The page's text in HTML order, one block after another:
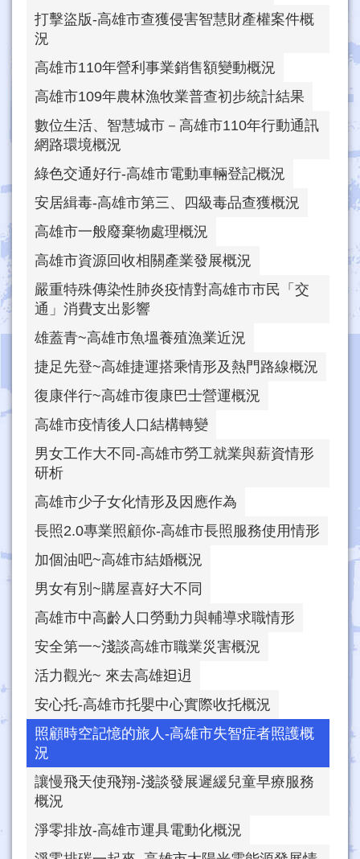
打擊盜版-高雄市查獲侵害智慧財產權案件概
況
高雄市110年營利事業銷售額變動概況
高雄市109年農林漁牧業普查初步統計結果
數位生活、智慧城市－高雄市110年行動通訊
網路環境概況
綠色交通好行-高雄市電動車輛登記概況
安居緝毒-高雄市第三、四級毒品查獲概況
高雄市一般廢棄物處理概況
高雄市資源回收相關產業發展概況
嚴重特殊傳染性肺炎疫情對高雄市市民「交
通」消費支出影響
雄蓋青~高雄市魚塭養殖漁業近況
捷足先登~高雄捷運搭乘情形及熱門路線概況
復康伴行~高雄市復康巴士營運概況
高雄市疫情後人口結構轉變
男女工作大不同-高雄市勞工就業與薪資情形
研析
高雄市少子女化情形及因應作為
長照2.0專業照顧你-高雄市長照服務使用情形
加個油吧~高雄市結婚概況
男女有別~購屋喜好大不同
高雄市中高齡人口勞動力與輔導求職情形
安全第一~淺談高雄市職業災害概況
活力觀光~ 來去高雄𨑨迌
安心托-高雄市托嬰中心實際收托概況
照顧時空記憶的旅人-高雄市失智症者照護概
況
讓慢飛天使飛翔-淺談發展遲緩兒童早療服務
概況
淨零排放-高雄市運具電動化概況